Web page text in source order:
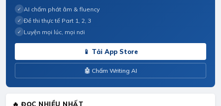
✓ AI chấm phát âm & fluency
✓ Đề thi thực tế Part 1, 2, 3
✓ Luyện mọi lúc, mọi nơi
📱 Tải App Store
🤖 Chấm Writing AI
🔥 ĐỌC NHIỀU NHẤT